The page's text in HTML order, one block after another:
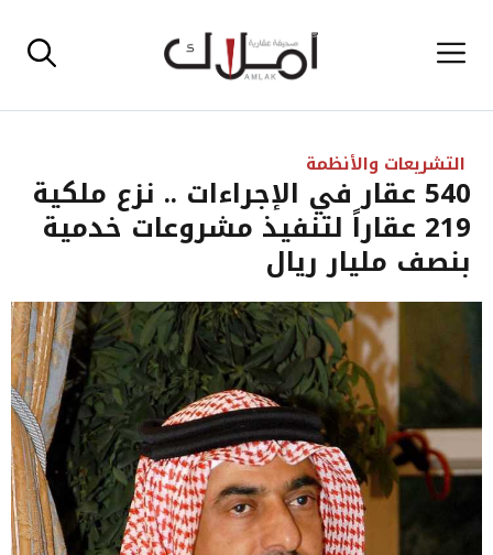
إلى القائمة
التشريعات والأنظمة
540 عقار في الإجراءات .. نزع ملكية
219 عقاراً لتنفيذ مشروعات خدمية
بنصف مليار ريال